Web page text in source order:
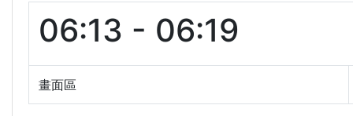
06:13 - 06:19
畫面區